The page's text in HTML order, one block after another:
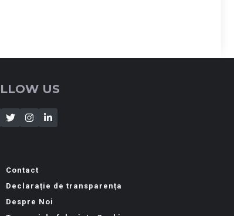
US
Contact
Declarație de transparența
Despre Noi